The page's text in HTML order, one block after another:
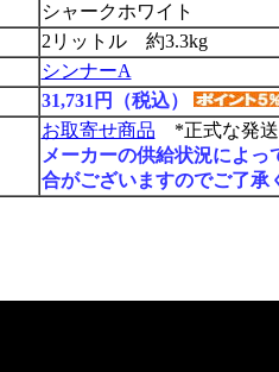
シャークホワイト
2リットル 約3.3kg
シンナーA
31,731円（税込）
お取寄せ商品 *正式な発送
メーカーの供給状況によ
合がございますのでご了承